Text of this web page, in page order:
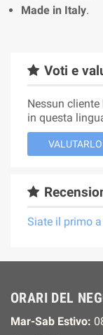
Made in Italy.
Voti e
Nessun
in questa
VALUTARLO
Siate il primo
ORARI DEL
Mar-Sab Estivo: